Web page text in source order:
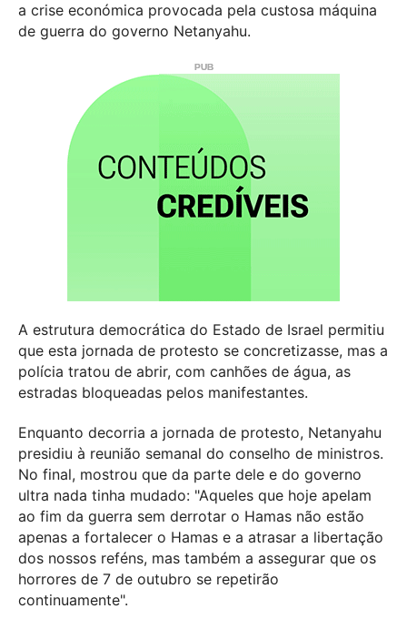
a crise económica provocada pela custosa máquina
de guerra do governo Netanyahu.
A estrutura democrática do Estado de Israel permitiu
que esta jornada de protesto se concretizasse, mas a
polícia tratou de abrir, com canhões de água, as
estradas bloqueadas pelos manifestantes.
Enquanto decorria a jornada de protesto, Netanyahu
presidiu à reunião semanal do conselho de ministros.
No final, mostrou que da parte dele e do governo
ultra nada tinha mudado: "Aqueles que hoje apelam
ao fim da guerra sem derrotar o Hamas não estão
apenas a fortalecer o Hamas e a atrasar a libertação
dos nossos reféns, mas também a assegurar que os
horrores de 7 de outubro se repetirão
continuamente".